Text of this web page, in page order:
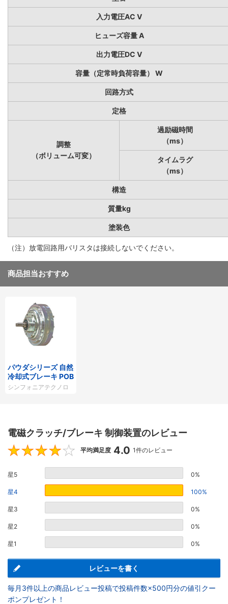
入力電圧AC V
ヒューズ容量 A
出力電圧DC V
容量（定常時負荷容量） W
回路方式
定格
調整
（ボリューム可変）
過励磁時間
（ms）
タイムラグ
（ms）
構造
質量kg
塗装色
（注）放電回路用バリスタは接続しないでください。
商品担当おすすめ
パウダシリーズ 自然
冷却式ブレーキ POB
シンフォニアテクノロ
電磁クラッチ/ブレーキ 制御装置のレビュー
4
平均満足度 4.0 1件のレビュー
星5 0%
星4 100%
星3 0%
星2 0%
星1 0%
レビューを書く
毎月3件以上の商品レビュー投稿で投稿件数×500円分の値引クー
ポンプレゼント！